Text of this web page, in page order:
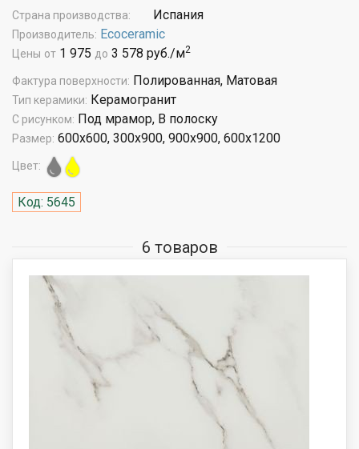
Страна производства: Испания
Производитель: Ecoceramic
Цены от 1 975 до 3 578 руб./м2
Фактура поверхности: Полированная, Матовая
Тип керамики: Керамогранит
С рисунком: Под мрамор, В полоску
Размер: 600x600, 300x900, 900x900, 600x1200
Цвет:
Код: 5645
6 товаров